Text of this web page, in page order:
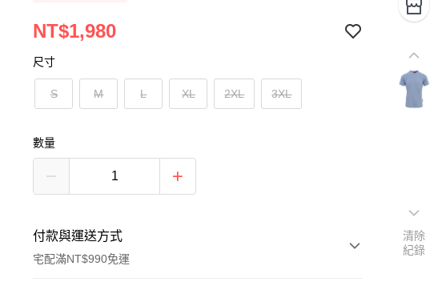
NT$1,980
尺寸
S M L XL 2XL 3XL
數量
付款與運送方式
宅配滿NT$990免運
清除
紀錄